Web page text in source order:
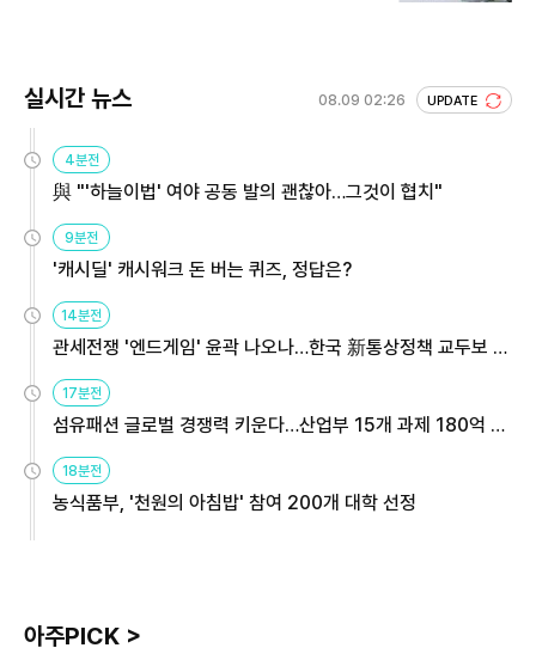
실시간 뉴스 08.09 02:26 UPDATE
4분전
與 "'하늘이법' 여야 공동 발의 괜찮아…그것이 협치"
9분전
'캐시딜' 캐시워크 돈 버는 퀴즈, 정답은?
14분전
관세전쟁 '엔드게임' 윤곽 나오나…한국 新통상정책 교두보 활
용해야
17분전
섬유패션 글로벌 경쟁력 키운다…산업부 15개 과제 180억 지
원
18분전
농식품부, '천원의 아침밥' 참여 200개 대학 선정
아주PICK >